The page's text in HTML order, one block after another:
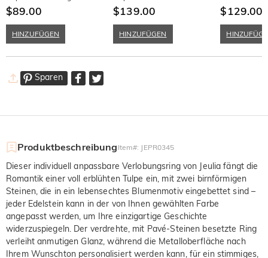
$89.00
HINZUFÜGEN
Stein aus Sterling Silber
$139.00
HINZUFÜGEN
$129.00
Sparen
Produktbeschreibung Item#: JEPR0345
Dieser individuell anpassbare Verlobungsring von Jeulia fängt die
Romantik einer voll erblühten Tulpe ein, mit zwei birnförmigen
Steinen, die in ein lebensechtes Blumenmotiv eingebettet sind –
jeder Edelstein kann in der von Ihnen gewählten Farbe
angepasst werden, um Ihre einzigartige Geschichte
widerzuspiegeln. Der verdrehte, mit Pavé-Steinen besetzte Ring
verleiht anmutigen Glanz, während die Metalloberfläche nach
Ihrem Wunschton personalisiert werden kann, für ein stimmiges,